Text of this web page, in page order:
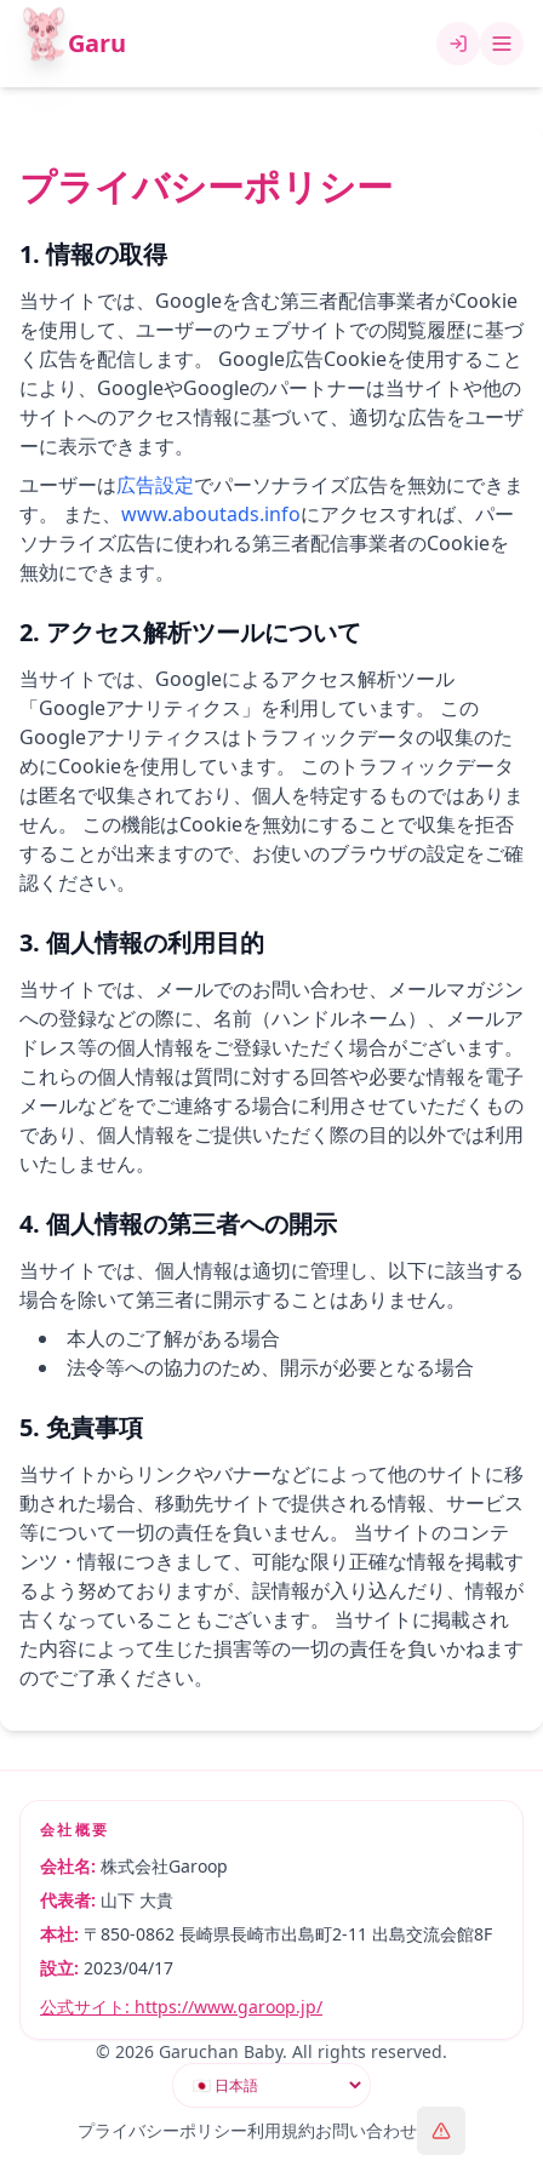
Garu
プライバシーポリシー
1. 情報の取得
当サイトでは、Googleを含む第三者配信事業者がCookie
を使用して、ユーザーのウェブサイトでの閲覧履歴に基づ
く広告を配信します。 Google広告Cookieを使用すること
により、GoogleやGoogleのパートナーは当サイトや他の
サイトへのアクセス情報に基づいて、適切な広告をユーザ
ーに表示できます。
ユーザーは広告設定でパーソナライズ広告を無効にできま
す。 また、 www.aboutads.infoにアクセスすれば、パー
ソナライズ広告に使われる第三者配信事業者のCookieを
無効にできます。
2. アクセス解析ツールについて
当サイトでは、Googleによるアクセス解析ツール
「Googleアナリティクス」を利用しています。 この
Googleアナリティクスはトラフィックデータの収集のた
めにCookieを使用しています。 このトラフィックデータ
は匿名で収集されており、個人を特定するものではありま
せん。 この機能はCookieを無効にすることで収集を拒否
することが出来ますので、お使いのブラウザの設定をご確
認ください。
3. 個人情報の利用目的
当サイトでは、メールでのお問い合わせ、メールマガジン
への登録などの際に、名前（ハンドルネーム）、メールア
ドレス等の個人情報をご登録いただく場合がございます。
これらの個人情報は質問に対する回答や必要な情報を電子
メールなどをでご連絡する場合に利用させていただくもの
であり、個人情報をご提供いただく際の目的以外では利用
いたしません。
4. 個人情報の第三者への開示
当サイトでは、個人情報は適切に管理し、以下に該当する
場合を除いて第三者に開示することはありません。
本人のご了解がある場合
法令等への協力のため、開示が必要となる場合
5. 免責事項
当サイトからリンクやバナーなどによって他のサイトに移
動された場合、移動先サイトで提供される情報、サービス
等について一切の責任を負いません。 当サイトのコンテ
ンツ・情報につきまして、可能な限り正確な情報を掲載す
るよう努めておりますが、誤情報が入り込んだり、情報が
古くなっていることもございます。 当サイトに掲載され
た内容によって生じた損害等の一切の責任を負いかねます
のでご了承ください。
会社概要
会社名: 株式会社Garoop
代表者: 山下 大貴
本社: 〒850-0862 長崎県長崎市出島町2-11 出島交流会館8F
設立: 2023/04/17
公式サイト : https://www.garoop.jp/
© 2026 Garuchan Baby. All rights reserved.
プライバシーポリシー利用規約お問い合わせ 通報